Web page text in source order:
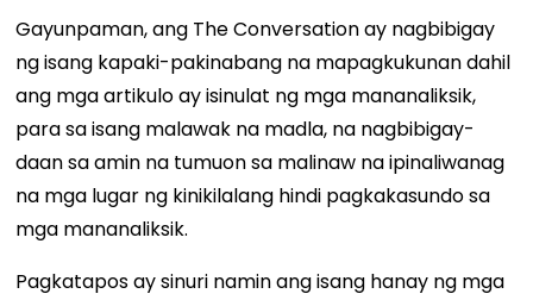
Gayunpaman, ang The Conversation ay nagbibigay
ng isang kapaki-pakinabang na mapagkukunan dahil
ang mga artikulo ay isinulat ng mga mananaliksik,
para sa isang malawak na madla, na nagbibigay-
daan sa amin na tumuon sa malinaw na ipinaliwanag
na mga lugar ng kinikilalang hindi pagkakasundo sa
mga mananaliksik.
Pagkatapos ay sinuri namin ang isang hanay ng mga